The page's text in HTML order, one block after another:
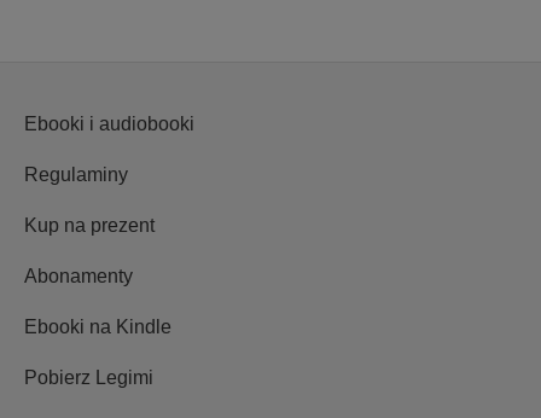
Ebooki i audiobooki
Regulaminy
Kup na prezent
Abonamenty
Ebooki na Kindle
Pobierz Legimi